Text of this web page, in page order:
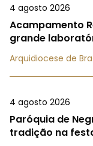
4 agosto 2026
Acampamento
grande
Arquidiocese de
4 agosto 2026
Paróquia de
tradição na